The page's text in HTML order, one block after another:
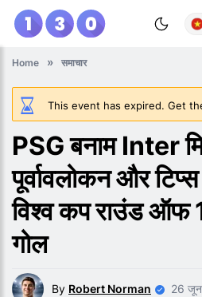
Home समाचार
This event has expired. Get
PSG बनाम Inter
पूर्वावलोकन और
विश्व कप राउंड ऑफ
गोल
By Robert Norman 26